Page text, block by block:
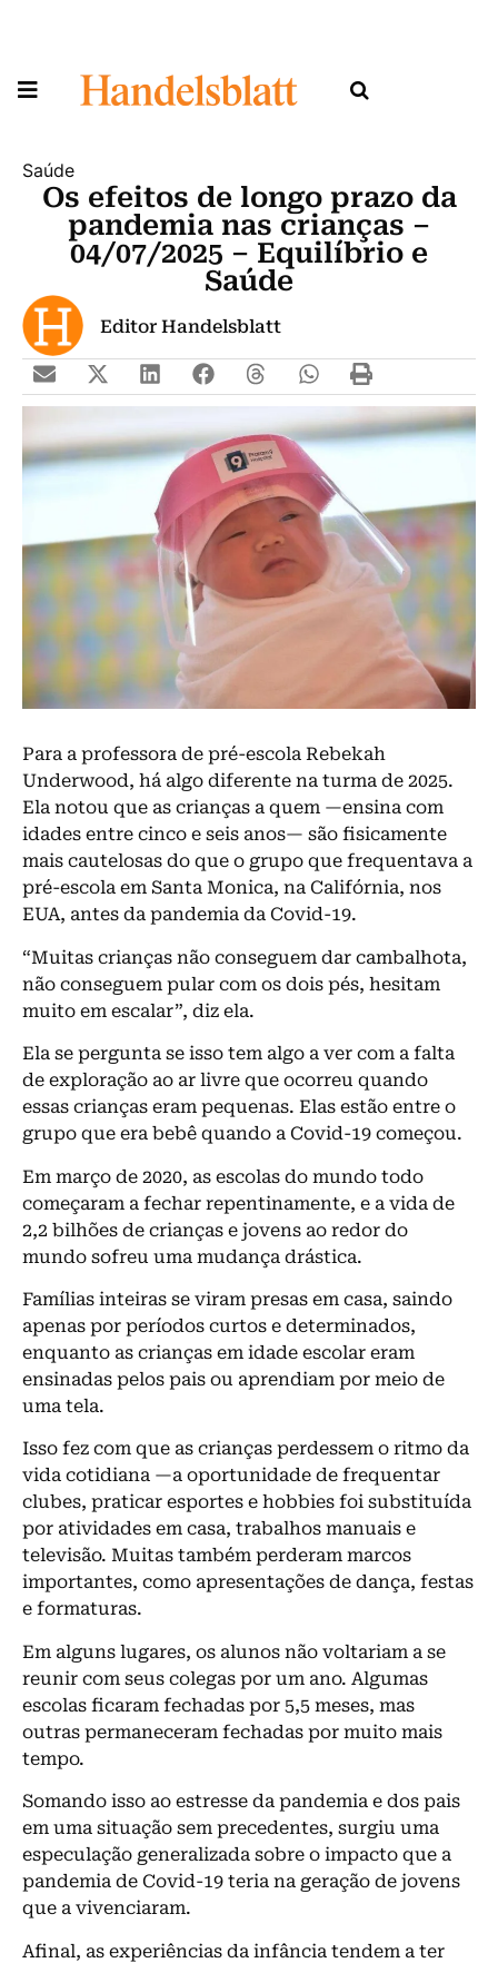
Saúde
Os efeitos de longo prazo da
pandemia nas crianças –
04/07/2025 – Equilíbrio e
Saúde
Editor Handelsblatt
Para a professora de pré-escola Rebekah
Underwood, há algo diferente na turma de 2025.
Ela notou que as crianças a quem —ensina com
idades entre cinco e seis anos— são fisicamente
mais cautelosas do que o grupo que frequentava a
pré-escola em Santa Monica, na Califórnia, nos
EUA, antes da pandemia da Covid-19.
“Muitas crianças não conseguem dar cambalhota,
não conseguem pular com os dois pés, hesitam
muito em escalar”, diz ela.
Ela se pergunta se isso tem algo a ver com a falta
de exploração ao ar livre que ocorreu quando
essas crianças eram pequenas. Elas estão entre o
grupo que era bebê quando a Covid-19 começou.
Em março de 2020, as escolas do mundo todo
começaram a fechar repentinamente, e a vida de
2,2 bilhões de crianças e jovens ao redor do
mundo sofreu uma mudança drástica.
Famílias inteiras se viram presas em casa, saindo
apenas por períodos curtos e determinados,
enquanto as crianças em idade escolar eram
ensinadas pelos pais ou aprendiam por meio de
uma tela.
Isso fez com que as crianças perdessem o ritmo da
vida cotidiana —a oportunidade de frequentar
clubes, praticar esportes e hobbies foi substituída
por atividades em casa, trabalhos manuais e
televisão. Muitas também perderam marcos
importantes, como apresentações de dança, festas
e formaturas.
Em alguns lugares, os alunos não voltariam a se
reunir com seus colegas por um ano. Algumas
escolas ficaram fechadas por 5,5 meses, mas
outras permaneceram fechadas por muito mais
tempo.
Somando isso ao estresse da pandemia e dos pais
em uma situação sem precedentes, surgiu uma
especulação generalizada sobre o impacto que a
pandemia de Covid-19 teria na geração de jovens
que a vivenciaram.
Afinal, as experiências da infância tendem a ter